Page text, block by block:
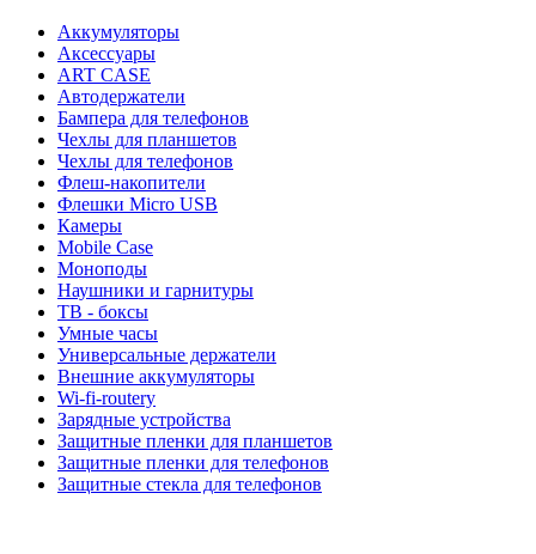
Аккумуляторы
Аксессуары
ART CASE
Автодержатели
Бампера для телефонов
Чехлы для планшетов
Чехлы для телефонов
Флеш-накопители
Флешки Micro USB
Камеры
Mobile Case
Моноподы
Наушники и гарнитуры
ТВ - боксы
Умные часы
Универсальные держатели
Внешние аккумуляторы
Wi-fi-routery
Зарядные устройства
Защитные пленки для планшетов
Защитные пленки для телефонов
Защитные стекла для телефонов